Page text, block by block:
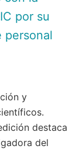
por su
personal
y
destaca
del